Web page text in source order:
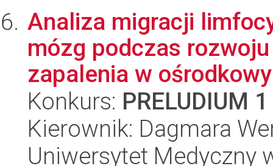
Analiza migracji
mózg podczas
zapalenia w
Konkurs: PRELUDIUM 1
Kierownik: Dagmara
Uniwersytet Medyczny